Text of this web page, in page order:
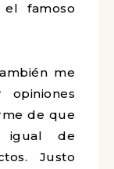
el famoso
me
de que
igual de
Justo